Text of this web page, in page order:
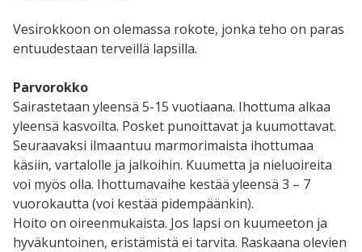
Vesirokkoon on olemassa rokote, jonka teho on paras
entuudestaan terveillä lapsilla.
Parvorokko
Sairastetaan yleensä 5-15 vuotiaana. Ihottuma alkaa
yleensä kasvoilta. Posket punoittavat ja kuumottavat.
Seuraavaksi ilmaantuu marmorimaista ihottumaa
käsiin, vartalolle ja jalkoihin. Kuumetta ja nieluoireita
voi myös olla. Ihottumavaihe kestää yleensä 3 – 7
vuorokautta (voi kestää pidempäänkin).
Hoito on oireenmukaista. Jos lapsi on kuumeeton ja
hyväkuntoinen, eristämistä ei tarvita. Raskaana olevien